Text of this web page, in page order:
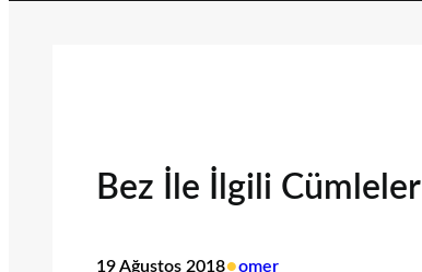
Bez İle İlgili Cümleler
19 Ağustos 2018•omer